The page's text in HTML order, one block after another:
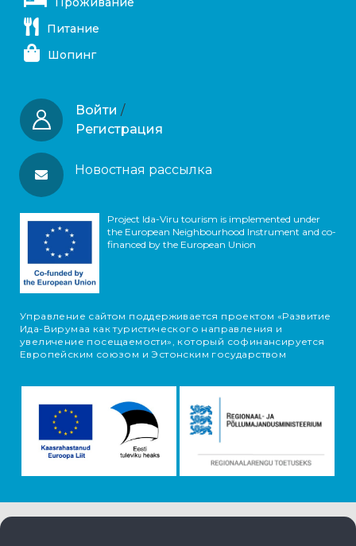
Питание
Шопинг
Войти /
Регистрация
Новостная рассылка
Project Ida-Viru tourism is implemented under
the European Neighbourhood Instrument and co-
financed by the European Union
Управление сайтом поддерживается проектом «Развитие
Ида-Вирумаа как туристического направления и
увеличение посещаемости», который софинансируется
Европейским союзом и Эстонским государством